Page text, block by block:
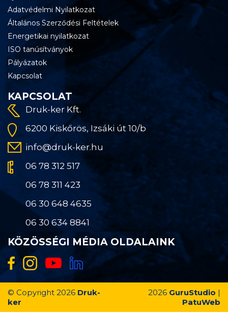
Adatvédelmi Nyilatkozat
Általános Szerződési Feltételek
Energetikai nyilatkozat
ISO tanúsítványok
Pályázatok
Kapcsolat
KAPCSOLAT
Druk-ker Kft.
6200 Kiskőrös, Izsáki út 10/b
info@druk-ker.hu
06 78 312 517
06 78 311 423
06 30 648 4635
06 30 634 8841
KÖZÖSSÉGI MÉDIA OLDALAINK
© Copyright 2026 Druk-
ker
2026 GuruStudio |
PatuWeb